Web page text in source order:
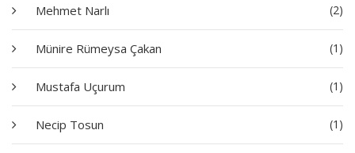
Mehmet Narlı (2)
Münire Rümeysa Çakan (1)
Mustafa Uçurum (1)
Necip Tosun (1)